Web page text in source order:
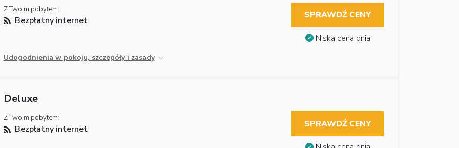
Z Twoim pobytem:
Bezpłatny internet
Udogodnienia w pokoju, szczegóły i zasady
SPRAWDŹ CENY
Niska cena dnia
Deluxe
Z Twoim pobytem:
Bezpłatny internet SPRAWDŹ CENY